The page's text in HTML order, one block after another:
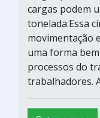
cargas podem
tonelada.Essa
movimentação
uma forma
processos do
trabalhadores.